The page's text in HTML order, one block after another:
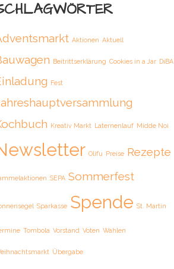
Aktionen Aktuell
Beitrittserklärung Cookies in a Jar DiBA
Fest
Kreativ Markt Laternenlauf Midde Noi
Olifu Preise Rezepte
SEPA Sommerfest
Sparkasse Spende St. Martin
Tombola Vorstand Voten Wahlen
Übergabe